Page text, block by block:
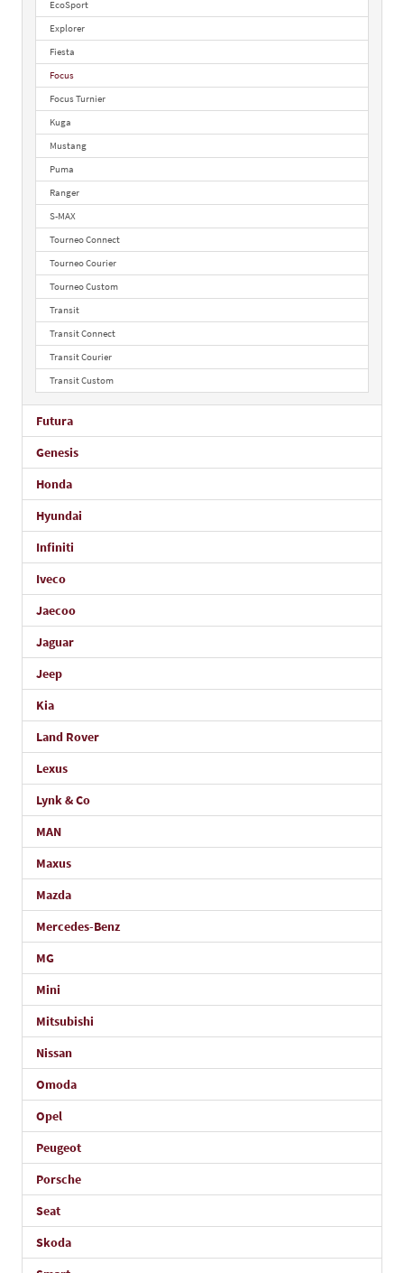
EcoSport
Explorer
Fiesta
Focus
Focus Turnier
Kuga
Mustang
Puma
Ranger
S-MAX
Tourneo Connect
Tourneo Courier
Tourneo Custom
Transit
Transit Connect
Transit Courier
Transit Custom
Futura
Genesis
Honda
Hyundai
Infiniti
Iveco
Jaecoo
Jaguar
Jeep
Kia
Land Rover
Lexus
Lynk & Co
MAN
Maxus
Mazda
Mercedes-Benz
MG
Mini
Mitsubishi
Nissan
Omoda
Opel
Peugeot
Porsche
Seat
Skoda